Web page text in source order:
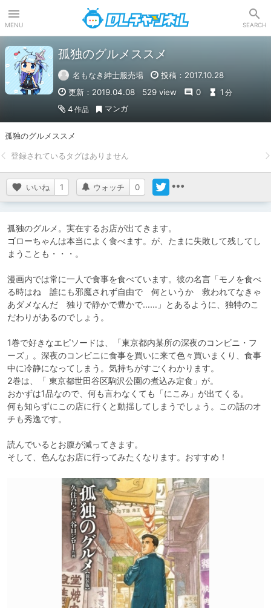
MENU SEARCH
孤独のグルメススメ
名もなき紳士服売場
投稿：2017.10.28
更新：2019.04.08
529 view 0 1 分
4 作品 マンガ
孤独のグルメススメ
いいね 1 ウォッチ 0
孤独のグルメ。実在するお店が出てきます。
ゴローちゃんは本当によく食べます。が、たまに失敗して残してし
まうことも・・・。
漫画内では常に一人で食事を食べています。彼の名言「モノを食べ
る時はね　誰にも邪魔されず自由で　何というか　救われてなきゃ
あダメなんだ　独りで静かで豊かで……」とあるように、独特のこ
だわりがあるのでしょう。
1巻で好きなエピソードは、「東京都内某所の深夜のコンビニ・フ
ーズ」。深夜のコンビニに食事を買いに来て色々買いまくり、食事
中に冷静になってしまう。気持ちがすごくわかります。
2巻は、「 東京都世田谷区駒沢公園の煮込み定食」が。
おかずは1品なので、何も言わなくても「にこみ」が出てくる。
何も知らずにこの店に行くと動揺してしまうでしょう。この話のオ
チも秀逸です。
読んでいるとお腹が減ってきます。
そして、色んなお店に行ってみたくなります。おすすめ！